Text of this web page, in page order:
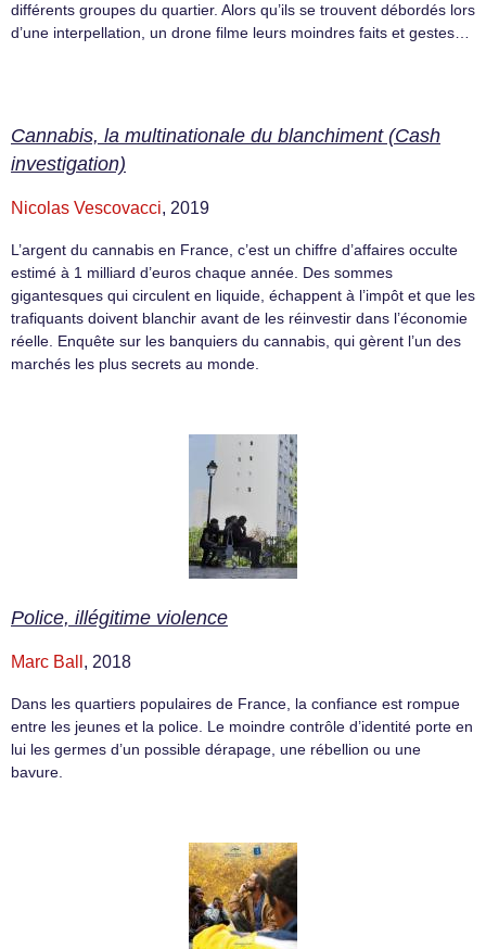
différents groupes du quartier. Alors qu’ils se trouvent débordés lors
d’une interpellation, un drone filme leurs moindres faits et gestes…
Cannabis, la multinationale du blanchiment (Cash
investigation)
Nicolas Vescovacci, 2019
L’argent du cannabis en France, c’est un chiffre d’affaires occulte
estimé à 1 milliard d’euros chaque année. Des sommes
gigantesques qui circulent en liquide, échappent à l’impôt et que les
trafiquants doivent blanchir avant de les réinvestir dans l’économie
réelle. Enquête sur les banquiers du cannabis, qui gèrent l’un des
marchés les plus secrets au monde.
Police, illégitime violence
Marc Ball , 2018
Dans les quartiers populaires de France, la confiance est rompue
entre les jeunes et la police. Le moindre contrôle d’identité porte en
lui les germes d’un possible dérapage, une rébellion ou une
bavure.